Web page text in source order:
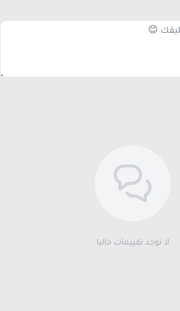
لا توجد تقييمات حاليا